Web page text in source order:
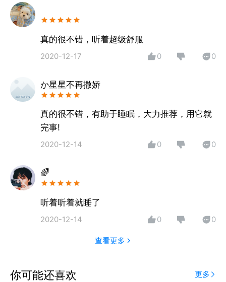
真的很不错，听着超级舒服
2020-12-17 0 0
か星星不再撒娇
真的很不错，有助于睡眠，大力推荐，用它就
完事!
2020-12-14 0 0
🌈
听着听着就睡了
2020-12-14 0 0
查看更多
你可能还喜欢 更多